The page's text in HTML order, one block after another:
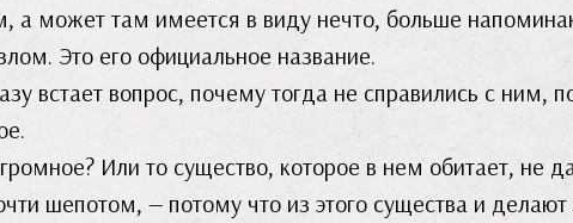
а может там имеется в виду нечто, больше
Это его официальное название.
встает вопрос, почему тогда не справились с ним,
Или то существо, которое в нем обитает, не
шепотом, — потому что из этого существа и делают